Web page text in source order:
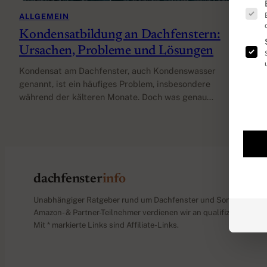
ALLGEMEIN
Kondensatbildung an Dachfenstern:
Ursachen, Probleme und Lösungen
Kondensat am Dachfenster, auch Kondenswasser
genannt, ist ein häufiges Problem, insbesondere
während der kälteren Monate. Doch was genau…
dachfensterinfo
Unabhängiger Ratgeber rund um Dachfenster und
Amazon- & Partner-Teilnehmer verdienen wir an qualifizierten
Mit * markierte Links sind Affiliate-Links.